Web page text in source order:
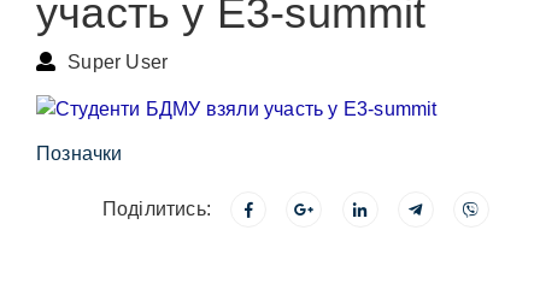
участь у E3-summit
Super User
Позначки
Поділитись: